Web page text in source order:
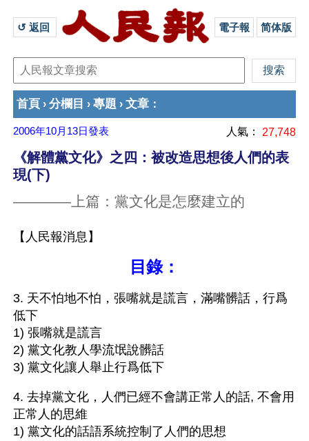
↺ 返回 電子報 简体版
首頁 › 分欄目 › 專題 › 文章 ：
2006年10月13日發表 人氣： 27,748
《解體黨文化》之四：被改造思想後人們的表
現(下)
————上篇：黨文化是怎麼建立的
【人民報消息】
目錄：
3. 天不怕地不怕，張嘴就是謊言，滿嘴髒話，行爲
低下
1) 張嘴就是謊言
2) 黨文化教人學流氓說髒話
3) 黨文化讓人舉止行爲低下
4. 去掉黨文化，人們已經不會講正常人的話, 不會用
正常人的思維
1) 黨文化的話語系統控制了人們的思想